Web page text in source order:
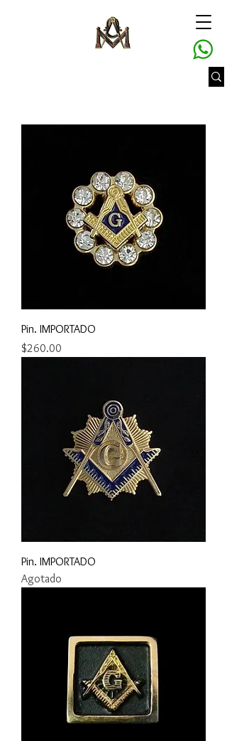
Pin. IMPORTADO
Precio
$260.00
Pin. IMPORTADO
Agotado